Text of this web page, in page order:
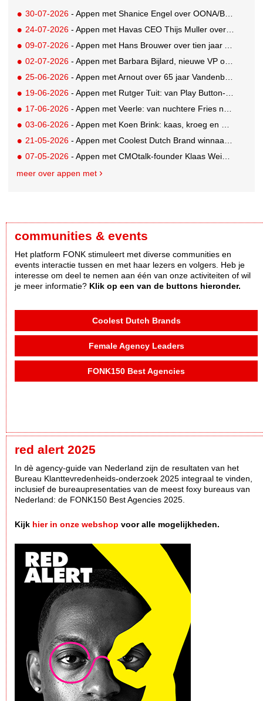
30-07-2026 - Appen met Shanice Engel over OONA/BAAS' Human Influence Paper
24-07-2026 - Appen met Havas CEO Thijs Muller over de overname van SportVibes
09-07-2026 - Appen met Hans Brouwer over tien jaar A'DAM Toren
02-07-2026 - Appen met Barbara Bijlard, nieuwe VP of Clients bij DEPT
25-06-2026 - Appen met Arnout over 65 jaar Vandenbusken
19-06-2026 - Appen met Rutger Tuit: van Play Button-parkeerplaats tot Grand Prix-stem
17-06-2026 - Appen met Veerle: van nuchtere Fries naar Cannes-correspondent
03-06-2026 - Appen met Koen Brink: kaas, kroeg en Oranjegekte
21-05-2026 - Appen met Coolest Dutch Brand winnaar Caroline van Turennout (Zeeman)
07-05-2026 - Appen met CMOtalk-founder Klaas Weima: met volle zeilen naar de VS
meer over appen met
communities & events
Het platform FONK stimuleert met diverse communities en
events interactie tussen en met haar lezers en volgers. Heb je
interesse om deel te nemen aan één van onze activiteiten of wil
je meer informatie? Klik op een van de buttons hieronder.
Coolest Dutch Brands
Female Agency Leaders
FONK150 Best Agencies
red alert 2025
In dè agency-guide van Nederland zijn de resultaten van het
Bureau Klanttevredenheids-onderzoek 2025 integraal te vinden,
inclusief de bureaupresentaties van de meest foxy bureaus van
Nederland: de FONK150 Best Agencies 2025.
Kijk hier in onze webshop voor alle mogelijkheden.